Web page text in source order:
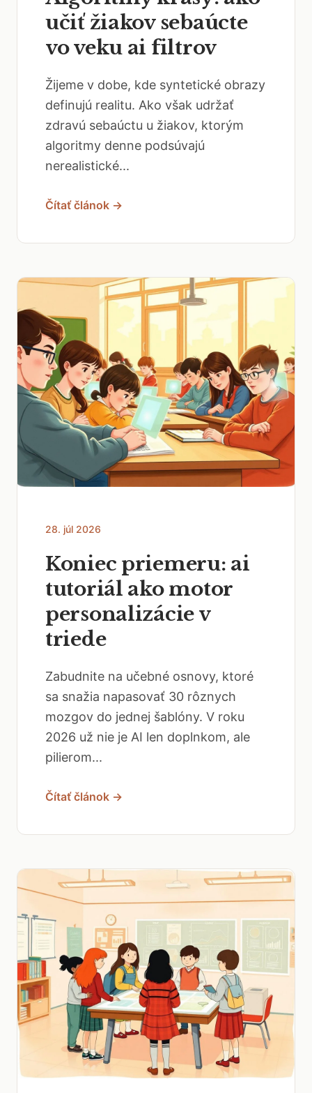
učiť žiakov sebaúcte
vo veku ai filtrov
Žijeme v dobe, kde syntetické obrazy
definujú realitu. Ako však udržať
zdravú sebaúctu u žiakov, ktorým
algoritmy denne podsúvajú
nerealistické...
Čítať článok →
28. júl 2026
Koniec priemeru: ai
tutoriál ako motor
personalizácie v
triede
Zabudnite na učebné osnovy, ktoré
sa snažia napasovať 30 rôznych
mozgov do jednej šablóny. V roku
2026 už nie je AI len doplnkom, ale
pilierom...
Čítať článok →